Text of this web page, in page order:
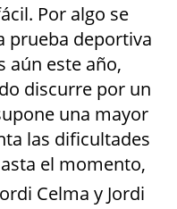
Por algo se
prueba deportiva
aún este año,
discurre por un
una mayor
las dificultades
el momento,
Celma y Jordi